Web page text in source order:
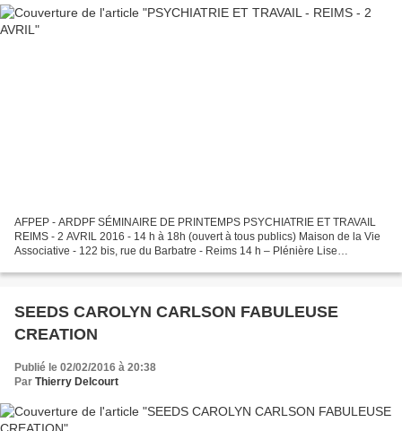
AFPEP - ARDPF SÉMINAIRE DE PRINTEMPS PSYCHIATRIE ET TRAVAIL
REIMS - 2 AVRIL 2016 - 14 h à 18h (ouvert à tous publics) Maison de la Vie
Associative - 122 bis, rue du Barbatre - Reims 14 h – Plénière Lise
SEEDS CAROLYN CARLSON FABULEUSE
CREATION
Publié le 02/02/2016 à 20:38
Par Thierry Delcourt